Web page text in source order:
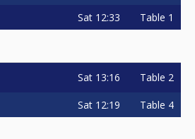
Sat 12:33 Table 1
Sat 13:16 Table 2
Sat 12:19 Table 4